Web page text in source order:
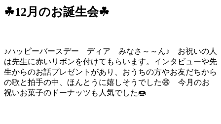
☘12月のお誕生会☘
♪ハッピーバースデー ディア みなさ～～ん♪ お祝いの人
は先生に赤いリボンを付けてもらいます。インタビューや先
生からのお話プレゼントがあり、おうちの方やお友だちから
の歌と拍手の中、ほんとうに嬉しそうでした😄 今月のお
祝いお菓子のドーナッツも人気でした🍩